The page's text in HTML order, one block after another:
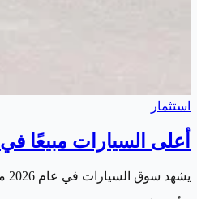
استثمار
أعلى السيارات مبيعًا في 2026.. مفاجآت في المراكز الأولى
يشهد سوق السيارات في عام 2026 منافسة قوية بين الشركات الكبرى. مع استمرار ارتفاع الطلب على سيارات الدفع الرباعي والشاحنات الصغيرة. إلى جانب النمو المتسارع…